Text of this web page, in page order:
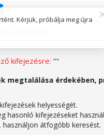
Kérjük, próbálja meg újra
kifejezésre: ""
megtalálása érdekében,
helyességét.
hasonló kifejezéseket
használjon átfogóbb keresést.